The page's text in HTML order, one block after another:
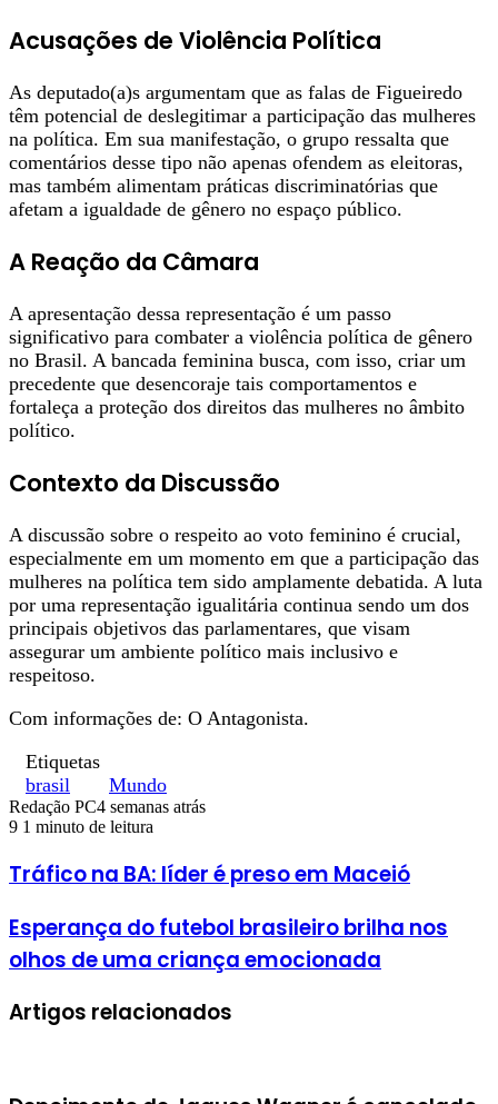
Acusações de Violência Política
As deputado(a)s argumentam que as falas de Figueiredo
têm potencial de deslegitimar a participação das mulheres
na política. Em sua manifestação, o grupo ressalta que
comentários desse tipo não apenas ofendem as eleitoras,
mas também alimentam práticas discriminatórias que
afetam a igualdade de gênero no espaço público.
A Reação da Câmara
A apresentação dessa representação é um passo
significativo para combater a violência política de gênero
no Brasil. A bancada feminina busca, com isso, criar um
precedente que desencoraje tais comportamentos e
fortaleça a proteção dos direitos das mulheres no âmbito
político.
Contexto da Discussão
A discussão sobre o respeito ao voto feminino é crucial,
especialmente em um momento em que a participação das
mulheres na política tem sido amplamente debatida. A luta
por uma representação igualitária continua sendo um dos
principais objetivos das parlamentares, que visam
assegurar um ambiente político mais inclusivo e
respeitoso.
Com informações de: O Antagonista.
Etiquetas
brasil
Mundo
Redação PC4 semanas atrás
9 1 minuto de leitura
Tráfico na BA: líder é preso em Maceió
Esperança do futebol brasileiro brilha nos
olhos de uma criança emocionada
Artigos relacionados